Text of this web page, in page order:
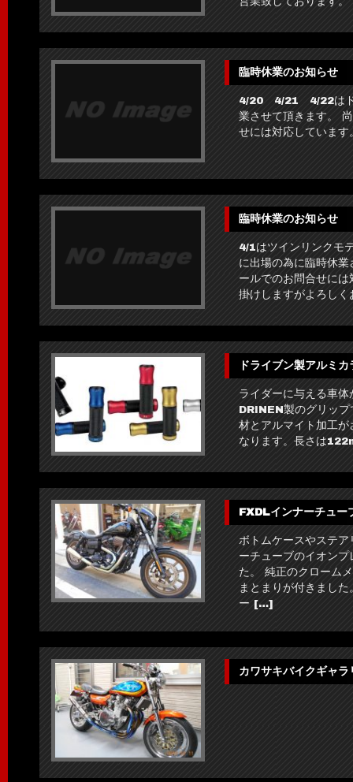
臨時休業のお知らせ
4/20 4/21 4/22はド
業させて頂きます。
せには対応していま
臨時休業のお知らせ
4/1はツインリンクモ
に出場の為に臨時休
ールでのお問合せに
掛けしますがよろしく
ドライブン製アルミ
ライダーに与える車
DRINEN製のグリッ
材とアルマイト加工
なります。長さは
FXDLインナーチュー
ボトムケースやステ
ーチューブのイオン
た。 純正のクローム
まとまりが付きまし
ー […]
カワサキバイクギャ